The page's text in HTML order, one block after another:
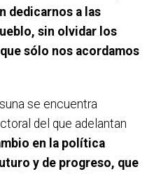
dedicarnos a las
sin olvidar los
sólo nos acordamos
se encuentra
del que adelantan
en la política
y de progreso, que